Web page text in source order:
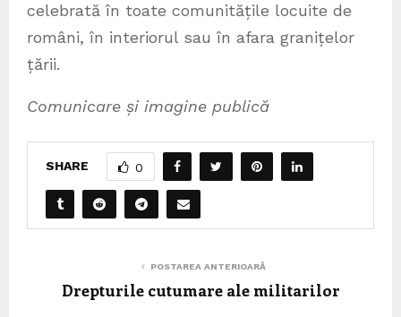
celebrată în toate comunitățile locuite de
români, în interiorul sau în afara granițelor
țării.
Comunicare și imagine publică
SHARE 0
POSTAREA ANTERIOARĂ
Drepturile cutumare ale militarilor